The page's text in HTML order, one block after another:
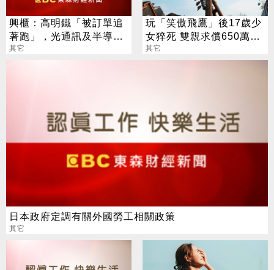
興櫃：高明鐵「被訂單追
著跑」，光通訊及半導體
比重攀至7成，今年可望
其它
玩「笑傲飛鷹」後17歲少
女猝死 雙親求償650萬再
敗訴
其它
日本政府定調有關外國勞工相關政策
其它